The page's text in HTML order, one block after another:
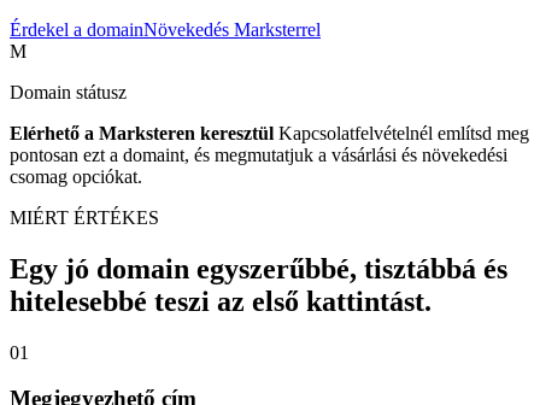
Érdekel a domainNövekedés Marksterrel
M
Domain státusz
Elérhető a Marksteren keresztül Kapcsolatfelvételnél említsd meg
pontosan ezt a domaint, és megmutatjuk a vásárlási és növekedési
csomag opciókat.
MIÉRT ÉRTÉKES
Egy jó domain egyszerűbbé, tisztábbá és
hitelesebbé teszi az első kattintást.
01
Megjegyezhető cím